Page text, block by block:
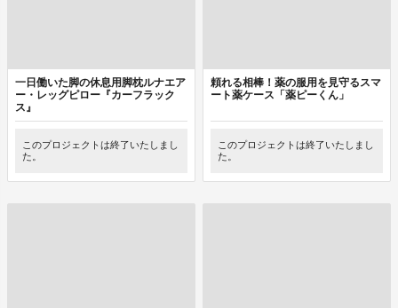
一日働いた脚の休息用脚枕ルナエア
ー・レッグピロー『カーフラック
ス』
このプロジェクトは終了いたしまし
た。
頼れる相棒！薬の服用を見守るスマ
ート薬ケース「薬ピーくん」
このプロジェクトは終了いたしまし
た。